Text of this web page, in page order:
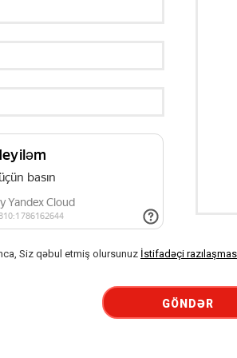
Siz qəbul etmiş olursunuz İstifadəçi
GÖNDƏR